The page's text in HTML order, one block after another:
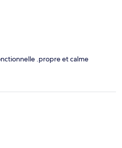
.propre et calme